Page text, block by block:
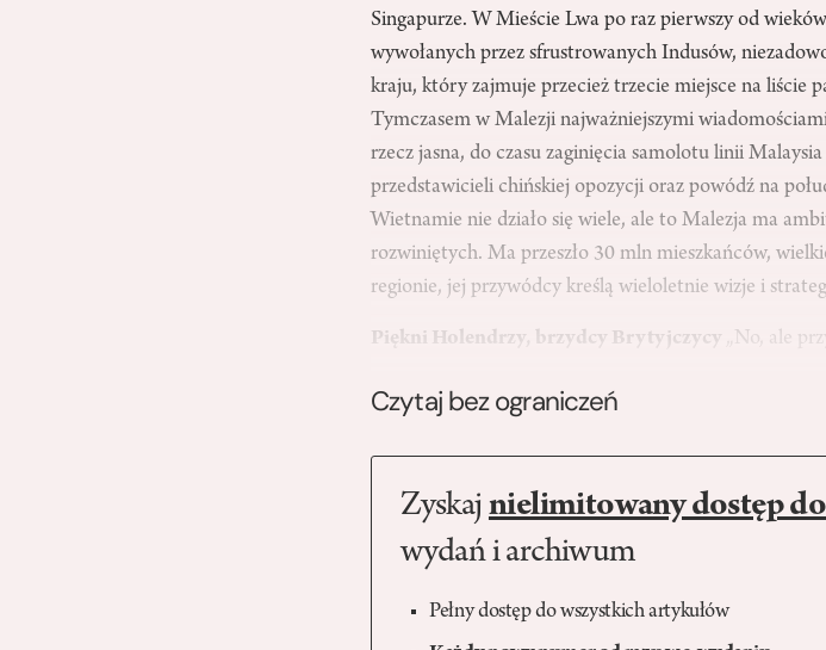
Singapurze. W Mieście Lwa po raz pierwszy od
wywołanych przez sfrustrowanych Indusów,
kraju, który zajmuje przecież trzecie miejsce na liście
Tymczasem w Malezji najważniejszymi
rzecz jasna, do czasu zaginięcia samolotu linii
przedstawicieli chińskiej opozycji oraz powódź na
Wietnamie nie działo się wiele, ale to Malezja ma
rozwiniętych. Ma przeszło 30 mln mieszkańców,
regionie, jej przywódcy kreślą wieloletnie wizje i
Piękni Holendrzy, brzydcy Brytyjczycy „No, ale
Czytaj bez ograniczeń
Zyskaj nielimitowany dostęp
wydań i archiwum
Pełny dostęp do wszystkich artykułów